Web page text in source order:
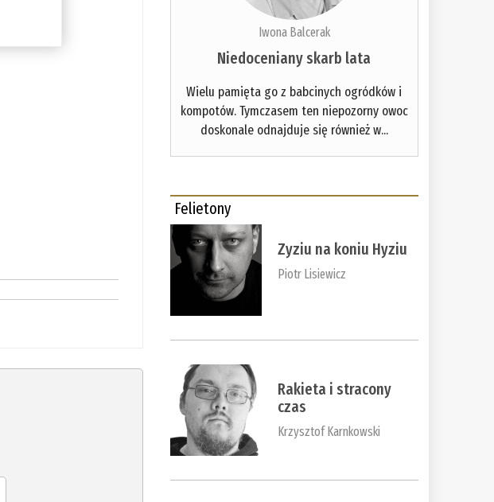
Iwona Balcerak
Niedoceniany skarb lata
Wielu pamięta go z babcinych ogródków i
kompotów. Tymczasem ten niepozorny owoc
doskonale odnajduje się również w...
Felietony
Zyziu na koniu Hyziu
Piotr Lisiewicz
Rakieta i stracony
czas
Krzysztof Karnkowski